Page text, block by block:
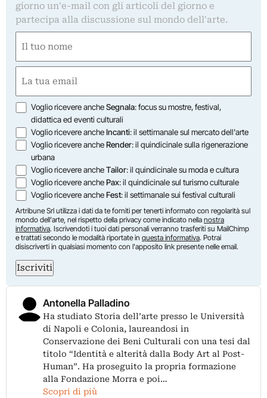
giorno un'e-mail con gli articoli del giorno e
partecipa alla discussione sul mondo dell'arte.
(Required)
First
(Required)
Opzioni
Voglio ricevere ancheSegnala: focus su mostre, festival,
didattica ed eventi culturali
Voglio ricevere ancheIncanti: il settimanale sul mercato dell'arte
Voglio ricevere ancheRender: il quindicinale sulla rigenerazione
urbana
Voglio ricevere ancheTailor: il quindicinale su moda e cultura
Voglio ricevere anchePax: il quindicinale sul turismo culturale
Voglio ricevere ancheFest: il settimanale sui festival culturali
Artribune Srl utilizza i dati da te forniti per tenerti informato con regolarità sul
mondo dell'arte, nel rispetto della privacy come indicato nella nostra
informativa. Iscrivendoti i tuoi dati personali verranno trasferiti su MailChimp
e trattati secondo le modalità riportate in questa informativa. Potrai
disiscriverti in qualsiasi momento con l'apposito link presente nelle email.
Iscriviti
Antonella Palladino
Ha studiato Storia dell’arte presso le Università
di Napoli e Colonia, laureandosi in
Conservazione dei Beni Culturali con una tesi dal
titolo “Identità e alterità dalla Body Art al Post-
Human”. Ha proseguito la propria formazione
alla Fondazione Morra e poi…
Scopri di più